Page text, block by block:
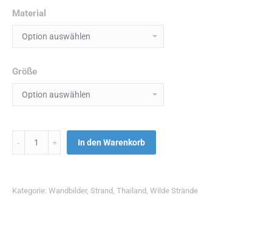
Material
Größe
Menge In den Warenkorb
Kategorie: Wandbilder, Strand Thailand Wilde Strände